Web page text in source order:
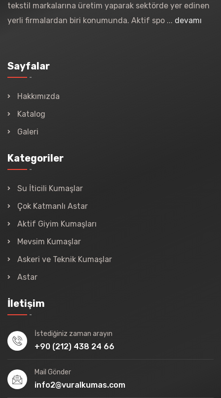
tekstil markalarına üretim yaparak sektörde yer edinen
yerli firmalardan biri konumunda. Aktif spo ... devamı
Sayfalar
Hakkımızda
Katalog
Galeri
Kategoriler
Su İticili Kumaşlar
Çok Katmanlı Astar
Aktif Giyim Kumaşları
Mevsim Kumaşlar
Askeri ve Teknik Kumaşlar
Astar
İletişim
İstediğiniz zaman arayın
+90 (212) 438 24 66
Mail Gönder
info2@vuralkumas.com